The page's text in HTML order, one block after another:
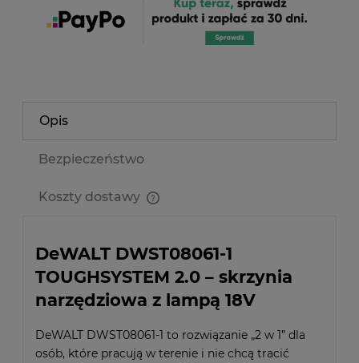
Opis
Bezpieczeństwo
Koszty dostawy
DeWALT DWST08061-1
TOUGHSYSTEM 2.0 – skrzynia
narzędziowa z lampą 18V
DeWALT DWST08061-1 to rozwiązanie „2 w 1” dla
osób, które pracują w terenie i nie chcą tracić